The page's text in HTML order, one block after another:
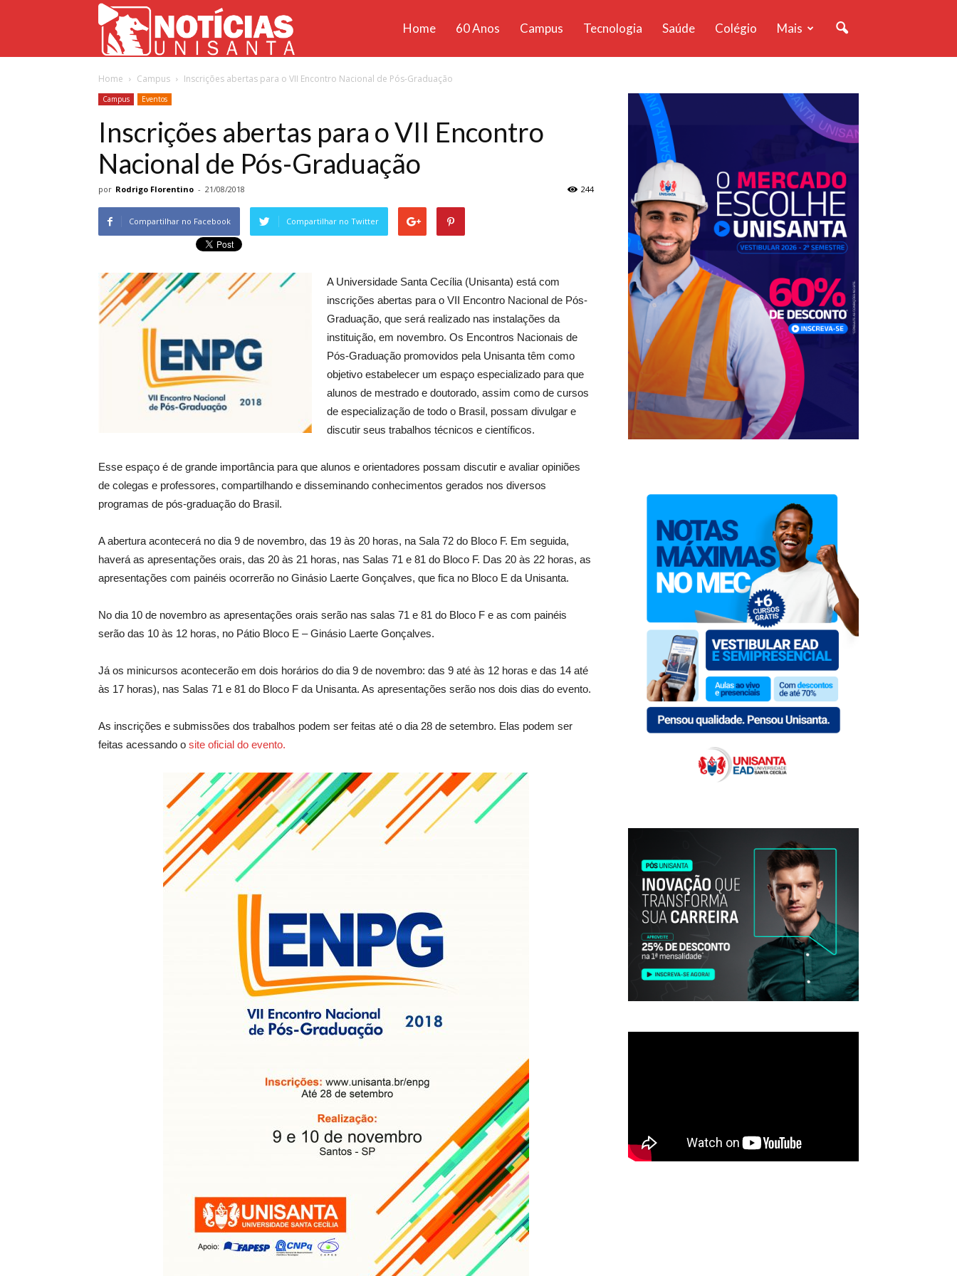
Unisanta
Home 60 Anos Campus Tecnologia Saúde Colégio Mais
Home Campus Inscrições abertas para o VII Encontro Nacional de Pós-Graduação
Campus Eventos
Inscrições abertas para o VII Encontro
Nacional de Pós-Graduação
por Rodrigo Florentino - 21/08/2018 244
Compartilhar no Facebook Compartilhar no Twitter
A Universidade Santa Cecília (Unisanta) está com
inscrições abertas para o VII Encontro Nacional de Pós-
Graduação, que será realizado nas instalações da
instituição, em novembro. Os Encontros Nacionais de
Pós-Graduação promovidos pela Unisanta têm como
objetivo estabelecer um espaço especializado para que
alunos de mestrado e doutorado, assim como de cursos
de especialização de todo o Brasil, possam divulgar e
discutir seus trabalhos técnicos e científicos.
Esse espaço é de grande importância para que alunos e orientadores possam discutir e avaliar opiniões
de colegas e professores, compartilhando e disseminando conhecimentos gerados nos diversos
programas de pós-graduação do Brasil.
A abertura acontecerá no dia 9 de novembro, das 19 às 20 horas, na Sala 72 do Bloco F. Em seguida,
haverá as apresentações orais, das 20 às 21 horas, nas Salas 71 e 81 do Bloco F. Das 20 às 22 horas, as
apresentações com painéis ocorrerão no Ginásio Laerte Gonçalves, que fica no Bloco E da Unisanta.
No dia 10 de novembro as apresentações orais serão nas salas 71 e 81 do Bloco F e as com painéis
serão das 10 às 12 horas, no Pátio Bloco E – Ginásio Laerte Gonçalves.
Já os minicursos acontecerão em dois horários do dia 9 de novembro: das 9 até às 12 horas e das 14 até
às 17 horas), nas Salas 71 e 81 do Bloco F da Unisanta. As apresentações serão nos dois dias do evento.
As inscrições e submissões dos trabalhos podem ser feitas até o dia 28 de setembro. Elas podem ser
feitas acessando o site oficial do evento.